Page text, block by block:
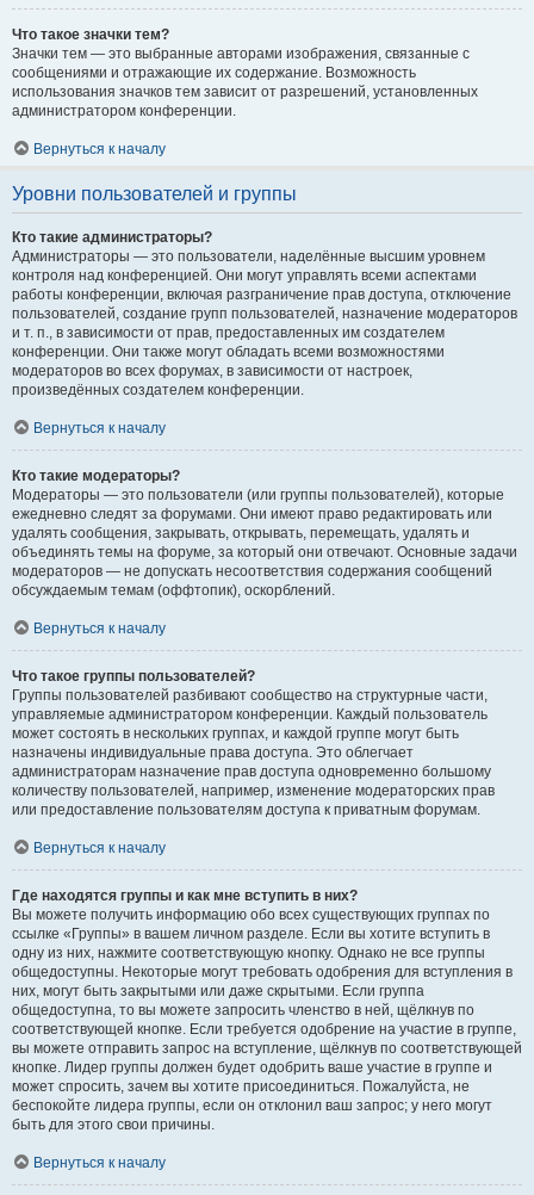
Что такое значки тем?
Значки тем — это выбранные авторами изображения, связанные с
сообщениями и отражающие их содержание. Возможность
использования значков тем зависит от разрешений, установленных
администратором конференции.
Вернуться к началу
Уровни пользователей и группы
Кто такие администраторы?
Администраторы — это пользователи, наделённые высшим уровнем
контроля над конференцией. Они могут управлять всеми аспектами
работы конференции, включая разграничение прав доступа, отключение
пользователей, создание групп пользователей, назначение модераторов
и т. п., в зависимости от прав, предоставленных им создателем
конференции. Они также могут обладать всеми возможностями
модераторов во всех форумах, в зависимости от настроек,
произведённых создателем конференции.
Вернуться к началу
Кто такие модераторы?
Модераторы — это пользователи (или группы пользователей), которые
ежедневно следят за форумами. Они имеют право редактировать или
удалять сообщения, закрывать, открывать, перемещать, удалять и
объединять темы на форуме, за который они отвечают. Основные задачи
модераторов — не допускать несоответствия содержания сообщений
обсуждаемым темам (оффтопик), оскорблений.
Вернуться к началу
Что такое группы пользователей?
Группы пользователей разбивают сообщество на структурные части,
управляемые администратором конференции. Каждый пользователь
может состоять в нескольких группах, и каждой группе могут быть
назначены индивидуальные права доступа. Это облегчает
администраторам назначение прав доступа одновременно большому
количеству пользователей, например, изменение модераторских прав
или предоставление пользователям доступа к приватным форумам.
Вернуться к началу
Где находятся группы и как мне вступить в них?
Вы можете получить информацию обо всех существующих группах по
ссылке «Группы» в вашем личном разделе. Если вы хотите вступить в
одну из них, нажмите соответствующую кнопку. Однако не все группы
общедоступны. Некоторые могут требовать одобрения для вступления в
них, могут быть закрытыми или даже скрытыми. Если группа
общедоступна, то вы можете запросить членство в ней, щёлкнув по
соответствующей кнопке. Если требуется одобрение на участие в группе,
вы можете отправить запрос на вступление, щёлкнув по соответствующей
кнопке. Лидер группы должен будет одобрить ваше участие в группе и
может спросить, зачем вы хотите присоединиться. Пожалуйста, не
беспокойте лидера группы, если он отклонил ваш запрос; у него могут
быть для этого свои причины.
Вернуться к началу